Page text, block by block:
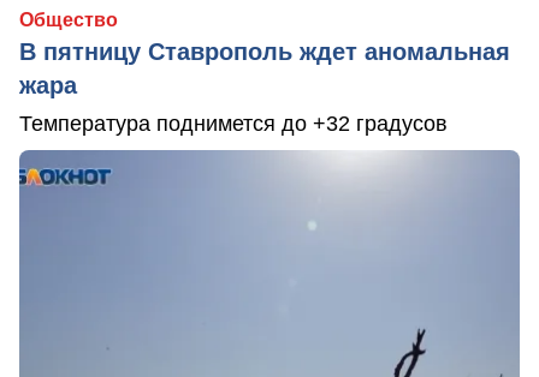
Общество
В пятницу Ставрополь ждет аномальная
жара
Температура поднимется до +32 градусов